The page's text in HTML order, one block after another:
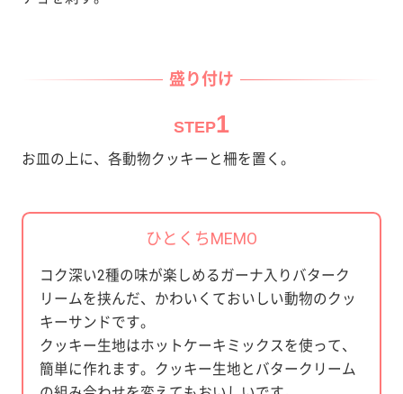
盛り付け
STEP1
お皿の上に、各動物クッキーと柵を置く。
ひとくちMEMO
コク深い2種の味が楽しめるガーナ入りバターク
リームを挟んだ、かわいくておいしい動物のクッ
キーサンドです。
クッキー生地はホットケーキミックスを使って、
簡単に作れます。クッキー生地とバタークリーム